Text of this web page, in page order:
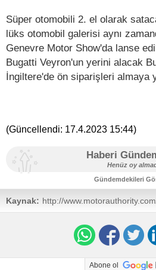
Süper otomobili 2. el olarak
lüks otomobil galerisi aynı
Genevre Motor Show'da lanse
Bugatti Veyron'un yerini alacak
İngiltere'de ön siparişleri almaya
(Güncellendi: 17.4.2023 15:44)
Haberi
Henüz oy
Gündemdekileri
Kaynak: http://
bugatti-veyron-grand-sport-
Abone ol